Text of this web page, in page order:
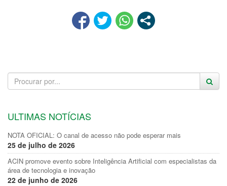
ULTIMAS NOTÍCIAS
NOTA OFICIAL: O canal de acesso não pode esperar mais
25 de julho de 2026
ACIN promove evento sobre Inteligência Artificial com especialistas da
área de tecnologia e inovação
22 de junho de 2026